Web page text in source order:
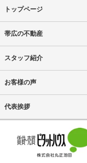
トップページ
帯広の不動産
スタッフ紹介
お客様の声
代表挨拶